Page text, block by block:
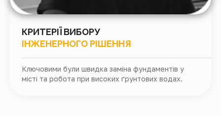
КРИТЕРІЇ ВИБОРУ
ІНЖЕНЕРНОГО РІШЕННЯ
Ключовими були швидка заміна фундаментів у
місті та робота при високих ґрунтових водах.